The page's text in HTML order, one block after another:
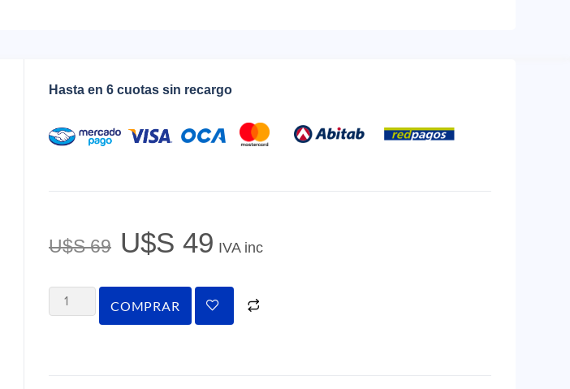
Hasta en 6 cuotas sin recargo
U$S69 U$S 49 IVA inc
COMPRAR